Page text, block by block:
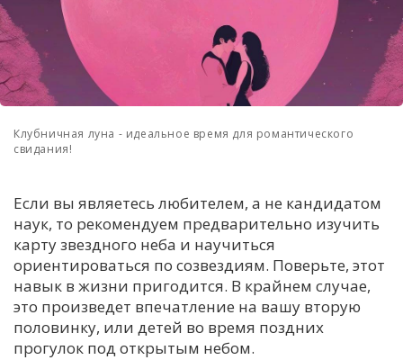
Клубничная луна - идеальное время для романтического
свидания!
Если вы являетесь любителем, а не кандидатом
наук, то рекомендуем предварительно изучить
карту звездного неба и научиться
ориентироваться по созвездиям. Поверьте, этот
навык в жизни пригодится. В крайнем случае,
это произведет впечатление на вашу вторую
половинку, или детей во время поздних
прогулок под открытым небом.